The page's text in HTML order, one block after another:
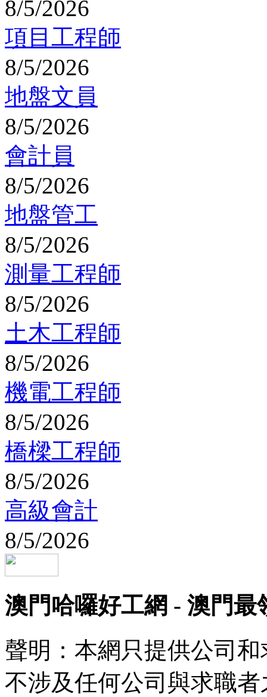
8/5/2026
項目工程師
8/5/2026
地盤文員
8/5/2026
會計員
8/5/2026
地盤管工
8/5/2026
測量工程師
8/5/2026
土木工程師
8/5/2026
機電工程師
8/5/2026
橋樑工程師
8/5/2026
高級會計
8/5/2026
澳門哈囉好工網 - 澳門最
聲明：本網只提供公司
不涉及任何公司與求職